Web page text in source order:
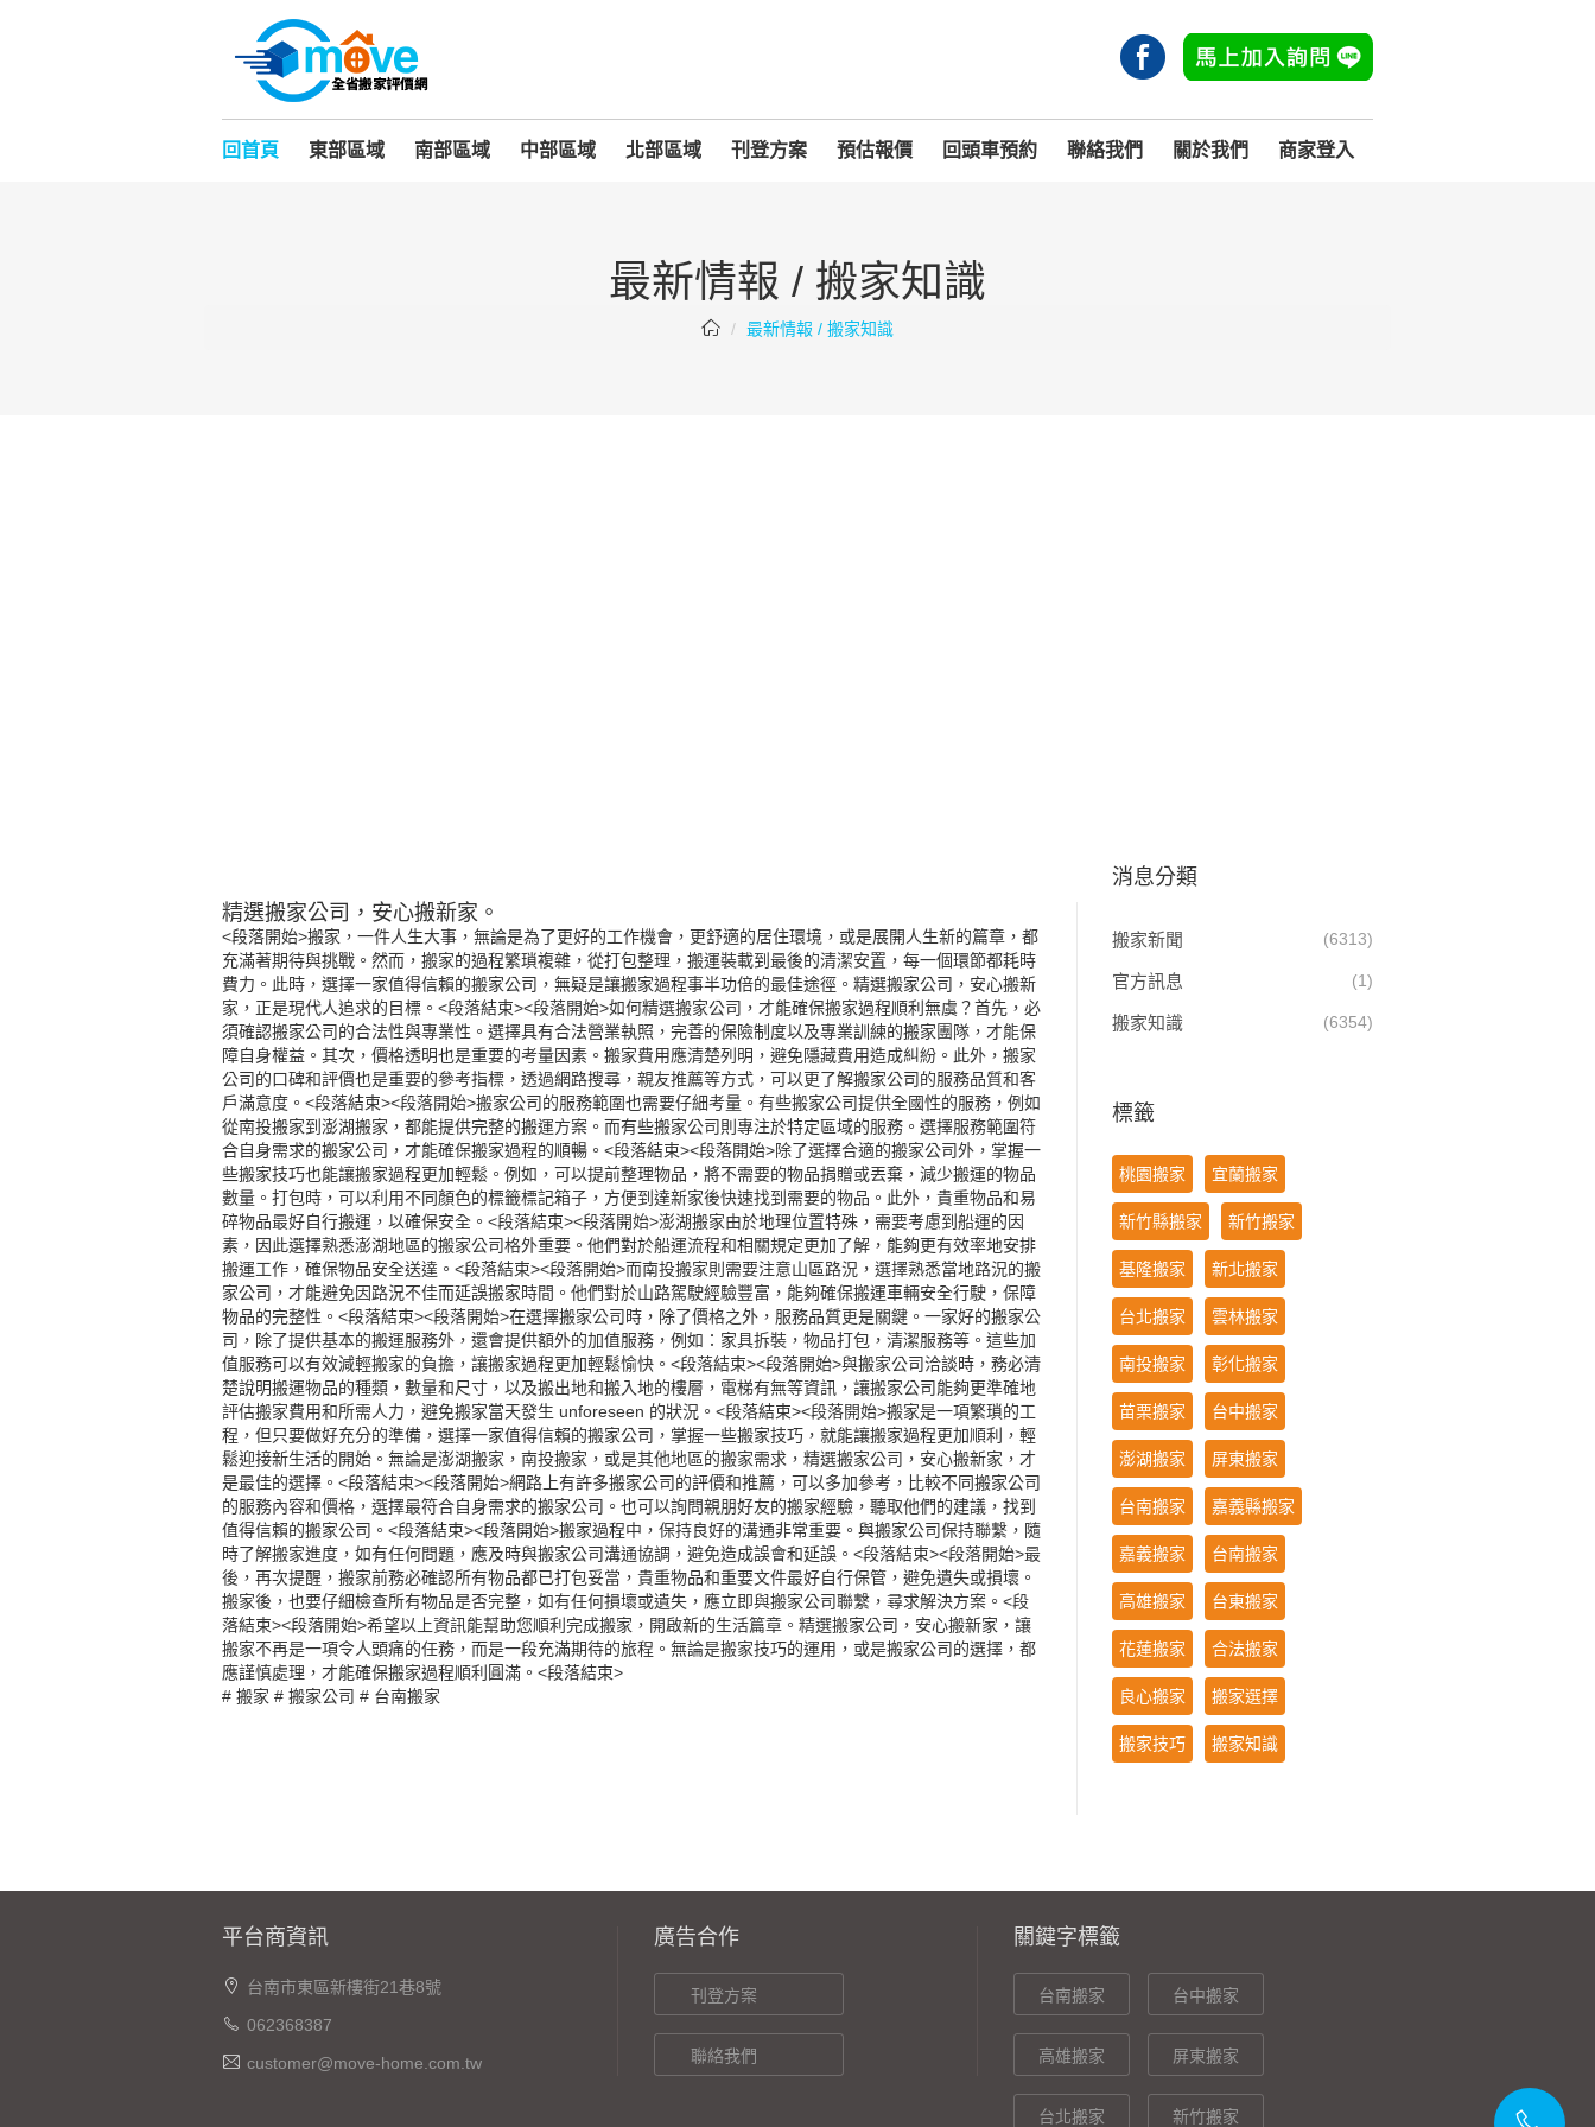
回首頁 東部區域 南部區域 中部區域 北部區域 刊登方案 預估報價 回頭車預約 聯絡我們 關於我們 商家登入
最新情報 / 搬家知識
最新情報 / 搬家知識
精選搬家公司，安心搬新家。
<段落開始>搬家，一件人生大事，無論是為了更好的工作機會，更舒適的居住環境，或是展開人生新的篇章，都
充滿著期待與挑戰。然而，搬家的過程繁瑣複雜，從打包整理，搬運裝載到最後的清潔安置，每一個環節都耗時
費力。此時，選擇一家值得信賴的搬家公司，無疑是讓搬家過程事半功倍的最佳途徑。精選搬家公司，安心搬新
家，正是現代人追求的目標。<段落結束><段落開始>如何精選搬家公司，才能確保搬家過程順利無虞？首先，必
須確認搬家公司的合法性與專業性。選擇具有合法營業執照，完善的保險制度以及專業訓練的搬家團隊，才能保
障自身權益。其次，價格透明也是重要的考量因素。搬家費用應清楚列明，避免隱藏費用造成糾紛。此外，搬家
公司的口碑和評價也是重要的參考指標，透過網路搜尋，親友推薦等方式，可以更了解搬家公司的服務品質和客
戶滿意度。<段落結束><段落開始>搬家公司的服務範圍也需要仔細考量。有些搬家公司提供全國性的服務，例如
從南投搬家到 澎湖搬家 ，都能提供完整的搬運方案。而有些搬家公司則專注於特定區域的服務。選擇服務範圍符
合自身需求的搬家公司，才能確保搬家過程的順暢。<段落結束><段落開始>除了選擇合適的搬家公司外，掌握一
些搬家技巧也能讓搬家過程更加輕鬆。例如，可以提前整理物品，將不需要的物品捐贈或丟棄，減少搬運的物品
數量。打包時，可以利用不同顏色的標籤標記箱子，方便到達新家後快速找到需要的物品。此外，貴重物品和易
碎物品最好自行搬運，以確保安全。<段落結束><段落開始>澎湖搬家由於地理位置特殊，需要考慮到船運的因
素，因此選擇熟悉澎湖地區的搬家公司格外重要。他們對於船運流程和相關規定更加了解，能夠更有效率地安排
搬運工作，確保物品安全送達。<段落結束><段落開始>而南投搬家則需要注意山區路況，選擇熟悉當地路況的搬
家公司，才能避免因路況不佳而延誤搬家時間。他們對於山路駕駛經驗豐富，能夠確保搬運車輛安全行駛，保障
物品的完整性。<段落結束><段落開始>在選擇搬家公司時，除了價格之外，服務品質更是關鍵。一家好的搬家公
司，除了提供基本的搬運服務外，還會提供額外的加值服務，例如：家具拆裝，物品打包，清潔服務等。這些加
值服務可以有效減輕搬家的負擔，讓搬家過程更加輕鬆愉快。<段落結束><段落開始>與搬家公司洽談時，務必清
楚說明搬運物品的種類，數量和尺寸，以及搬出地和搬入地的樓層，電梯有無等資訊，讓搬家公司能夠更準確地
評估搬家費用和所需人力，避免搬家當天發生 unforeseen 的狀況。<段落結束><段落開始>搬家是一項繁瑣的工
程，但只要做好充分的準備，選擇一家值得信賴的搬家公司，掌握一些搬家技巧，就能讓搬家過程更加順利，輕
鬆迎接新生活的開始。無論是澎湖搬家，南投搬家，或是其他地區的搬家需求，精選搬家公司，安心搬新家，才
是最佳的選擇。<段落結束><段落開始>網路上有許多搬家公司的評價和推薦，可以多加參考，比較不同搬家公司
的服務內容和價格，選擇最符合自身需求的搬家公司。也可以詢問親朋好友的搬家經驗，聽取他們的建議，找到
值得信賴的搬家公司。<段落結束><段落開始>搬家過程中，保持良好的溝通非常重要。與搬家公司保持聯繫，隨
時了解搬家進度，如有任何問題，應及時與搬家公司溝通協調，避免造成誤會和延誤。<段落結束><段落開始>最
後，再次提醒，搬家前務必確認所有物品都已打包妥當，貴重物品和重要文件最好自行保管，避免遺失或損壞。
搬家後，也要仔細檢查所有物品是否完整，如有任何損壞或遺失，應立即與搬家公司聯繫，尋求解決方案。<段
落結束><段落開始>希望以上資訊能幫助您順利完成搬家，開啟新的生活篇章。精選搬家公司，安心搬新家，讓
搬家不再是一項令人頭痛的任務，而是一段充滿期待的旅程。無論是搬家技巧的運用，或是搬家公司的選擇，都
應謹慎處理，才能確保搬家過程順利圓滿。<段落結束>
# 搬家 # 搬家公司 # 台南搬家
消息分類
搬家新聞 (6313)
官方訊息 (1)
搬家知識 (6354)
標籤
桃園搬家 宜蘭搬家
新竹縣搬家 新竹搬家
基隆搬家 新北搬家
台北搬家 雲林搬家
南投搬家 彰化搬家
苗栗搬家 台中搬家
澎湖搬家 屏東搬家
台南搬家 嘉義縣搬家
嘉義搬家 台南搬家
高雄搬家 台東搬家
花蓮搬家 合法搬家
良心搬家 搬家選擇
搬家技巧 搬家知識
平台商資訊
台南市東區新樓街21巷8號
062368387
customer@move-home.com.tw
廣告合作
刊登方案
聯絡我們
關鍵字標籤
台南搬家 台中搬家
高雄搬家 屏東搬家
台北搬家 新竹搬家